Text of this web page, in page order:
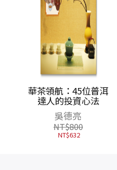
華茶領航：45位普洱
達人的投資心法
吳德亮
NT$800
NT$632